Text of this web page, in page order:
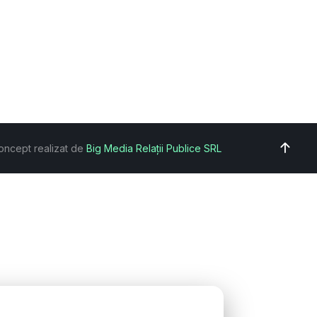
realizat de Big Media Relații Publice SRL